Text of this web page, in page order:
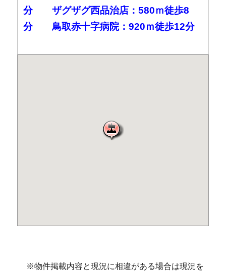
分 ザグザグ西品治店：580ｍ徒歩8
分 鳥取赤十字病院：920ｍ徒歩12分
※物件掲載内容と現況に相違がある場合は現況を